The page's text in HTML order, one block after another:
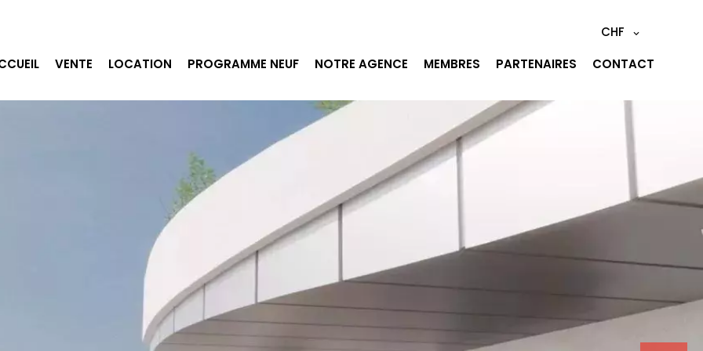
CHF
VENTE LOCATION PROGRAMME NEUF NOTRE AGENCE MEMBRES PARTENAIRES CONTACT